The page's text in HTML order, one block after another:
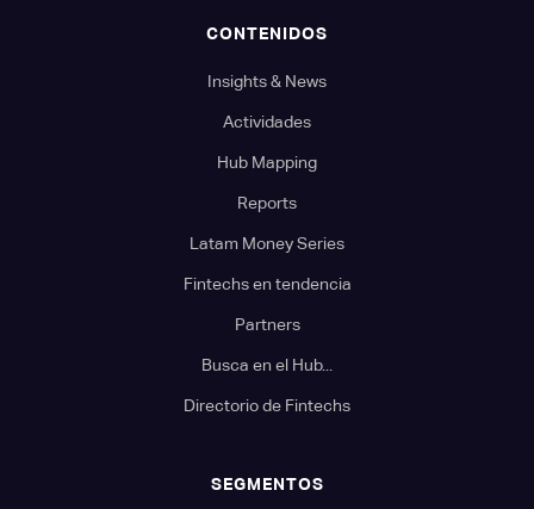
CONTENIDOS
Insights & News
Actividades
Hub Mapping
Reports
Latam Money Series
Fintechs en tendencia
Partners
Busca en el Hub...
Directorio de Fintechs
SEGMENTOS